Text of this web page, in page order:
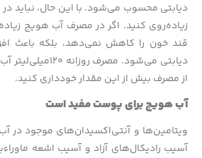
دیابتی محسوب می‌شود. با این حال، نباید
زیاده‌روی کنید. اگر در مصرف آب هویج
قند خون را کاهش نمی‌دهد، بلکه باعث
دیابتی می‌شود. مصرف
از مصرف بیش از این مقدار خودداری کنید.
آب هویج برای پوست مفید است
ویتامین‌ها و آنتی‌اکسیدان‌های موجود در
آسیب رادیکال‌های آزاد و آسیب اشعه